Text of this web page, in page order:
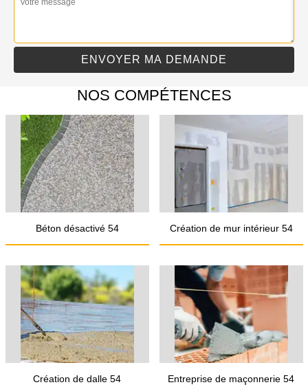
NOS COMPÉTENCES
Béton désactivé 54 Création de mur intérieur 54
Création de dalle 54 Entreprise de maçonnerie 54